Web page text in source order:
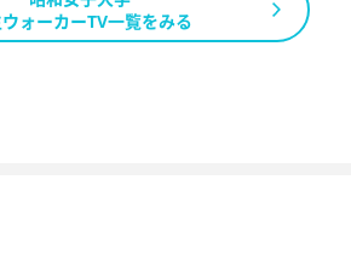
ォーカーTV一覧をみる